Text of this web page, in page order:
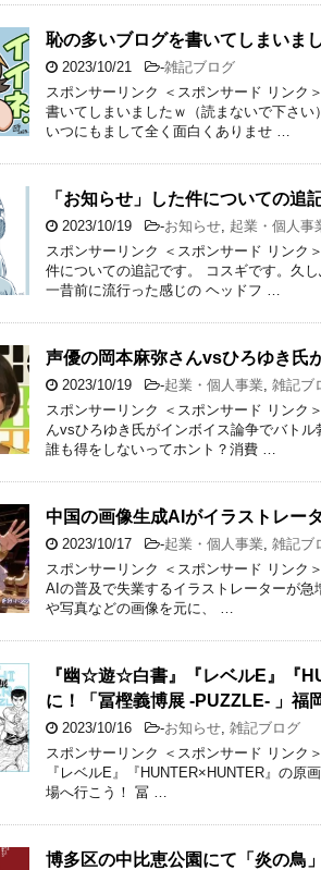
恥の多いブログを書いてしまいま
2023/10/21 -雑記ブログ
スポンサーリンク ＜スポンサード リンク
書いてしまいましたｗ（読まないで下さ
いつにもまして全く面白くありませ …
「お知らせ」した件についての追
2023/10/19 -お知らせ, 起業・個人事
スポンサーリンク ＜スポンサード リンク
件についての追記です。 コスギです。久
一昔前に流行った感じの ヘッドフ …
声優の岡本麻弥さんvsひろゆき氏
2023/10/19 -起業・個人事業, 雑記ブ
スポンサーリンク ＜スポンサード リンク
んvsひろゆき氏がインボイス論争でバト
誰も得をしないってホント？消費 …
中国の画像生成AIがイラストレー
2023/10/17 -起業・個人事業, 雑記ブ
スポンサーリンク ＜スポンサード リンク
AIの普及で失業するイラストレーターが
や写真などの画像を元に、 …
『幽☆遊☆白書』『レベルE』『
に！「冨樫義博展 -PUZZLE- 」福
2023/10/16 -お知らせ, 雑記ブログ
スポンサーリンク ＜スポンサード リンク
『レベルE』『HUNTER×HUNTER』の原
場へ行こう！ 冨 …
博多区の中比恵公園にて「炎の鳥